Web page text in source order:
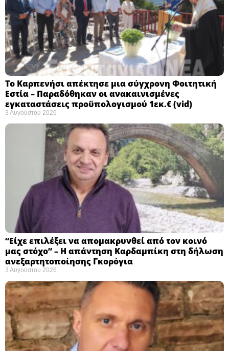
Το Καρπενήσι απέκτησε μια σύγχρονη Φοιτητική
Εστία – Παραδόθηκαν οι ανακαινισμένες
εγκαταστάσεις προϋπολογισμού 1εκ.€ (vid)
3 Αυγούστου 2026
“Είχε επιλέξει να απομακρυνθεί από τον κοινό
μας στόχο” – Η απάντηση Καρδαμπίκη στη δήλωση
ανεξαρτητοποίησης Γκορόγια
3 Αυγούστου 2026